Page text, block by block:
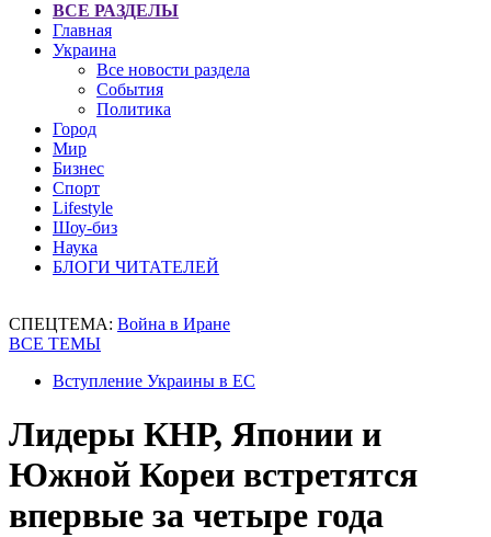
ВСЕ РАЗДЕЛЫ
Главная
Украина
Все новости раздела
События
Политика
Город
Мир
Бизнес
Спорт
Lifestyle
Шоу-биз
Наука
БЛОГИ ЧИТАТЕЛЕЙ
СПЕЦТЕМА: Война в Иране
ВСЕ ТЕМЫ
Вступление Украины в ЕС
Лидеры КНР, Японии и
Южной Кореи встретятся
впервые за четыре года